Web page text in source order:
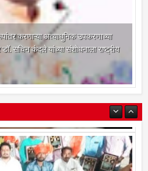
करणाऱ्या अत्याधुनिक उपकरणाच्या
सचिन कंदले यांच्या संशोधनाला राष्ट्रीय